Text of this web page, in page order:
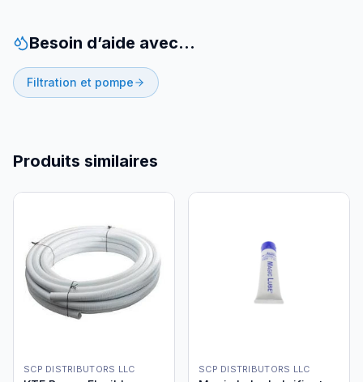
Besoin d’aide avec…
Filtration et pompe
Produits similaires
SCP DISTRIBUTORS LLC SCP DISTRIBUTORS LLC